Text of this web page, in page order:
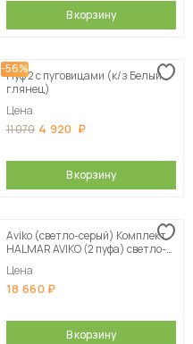
В корзину
-56%
Пуф 2 с пуговицами (к/з Белый
глянец)
Цена
11 070 4 920
В корзину
Aviko (светло-серый) Комплект
HALMAR AVIKO (2 пуфа) светло-
Цена
18 660
В корзину